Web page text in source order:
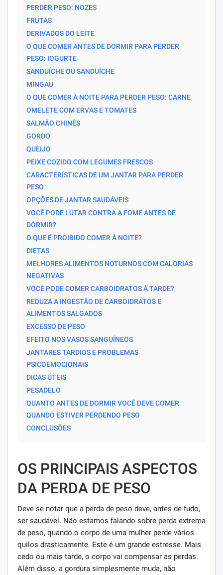
PERDER PESO: NOZES
FRUTAS
DERIVADOS DO LEITE
O QUE COMER ANTES DE DORMIR PARA PERDER
PESO: IOGURTE
SANDUÍCHE OU SANDUÍCHE
MINGAU
O QUE COMER À NOITE PARA PERDER PESO: CARNE
OMELETE COM ERVAS E TOMATES
SALMÃO CHINÊS
GORDO
QUEIJO
PEIXE COZIDO COM LEGUMES FRESCOS
CARACTERÍSTICAS DE UM JANTAR PARA PERDER
PESO
OPÇÕES DE JANTAR SAUDÁVEIS
VOCÊ PODE LUTAR CONTRA A FOME ANTES DE
DORMIR?
O QUE É PROIBIDO COMER À NOITE?
DIETAS
MELHORES ALIMENTOS NOTURNOS COM CALORIAS
NEGATIVAS
VOCÊ PODE COMER CARBOIDRATOS À TARDE?
REDUZA A INGESTÃO DE CARBOIDRATOS E
ALIMENTOS SALGADOS
EXCESSO DE PESO
EFEITO NOS VASOS SANGUÍNEOS
JANTARES TARDIOS E PROBLEMAS
PSICOEMOCIONAIS
DICAS ÚTEIS
PESADELO
QUANTO ANTES DE DORMIR VOCÊ DEVE COMER
QUANDO ESTIVER PERDENDO PESO
CONCLUSÕES
OS PRINCIPAIS ASPECTOS
DA PERDA DE PESO
Deve-se notar que a perda de peso deve, antes de tudo,
ser saudável. Não estamos falando sobre perda extrema
de peso, quando o corpo de uma mulher perde vários
quilos drasticamente. Este é um grande estresse. Mais
cedo ou mais tarde, o corpo vai compensar as perdas.
Além disso, a gordura simplesmente muda, não